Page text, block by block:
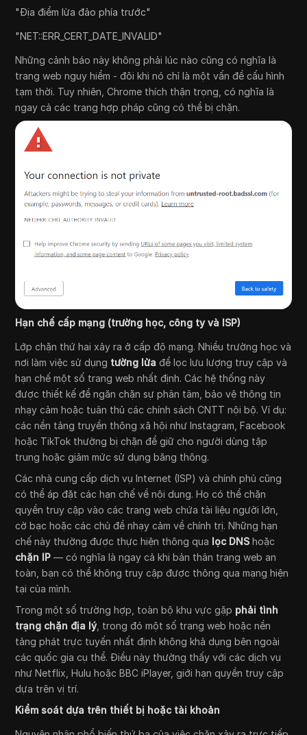
"Địa điểm lừa đảo phía trước"
"NET::ERR_CERT_DATE_INVALID"
Những cảnh báo này không phải lúc nào cũng có nghĩa là
trang web nguy hiểm - đôi khi nó chỉ là một vấn đề cấu hình
tạm thời. Tuy nhiên, Chrome thích thận trọng, có nghĩa là
ngay cả các trang hợp pháp cũng có thể bị chặn.
Hạn chế cấp mạng (trường học, công ty và ISP)
Lớp chặn thứ hai xảy ra ở cấp độ mạng. Nhiều trường học và
nơi làm việc sử dụng tường lửa để lọc lưu lượng truy cập và
hạn chế một số trang web nhất định. Các hệ thống này
được thiết kế để ngăn chặn sự phân tâm, bảo vệ thông tin
nhạy cảm hoặc tuân thủ các chính sách CNTT nội bộ. Ví dụ:
các nền tảng truyền thông xã hội như Instagram, Facebook
hoặc TikTok thường bị chặn để giữ cho người dùng tập
trung hoặc giảm mức sử dụng băng thông.
Các nhà cung cấp dịch vụ Internet (ISP) và chính phủ cũng
có thể áp đặt các hạn chế về nội dung. Họ có thể chặn
quyền truy cập vào các trang web chứa tài liệu người lớn,
cờ bạc hoặc các chủ đề nhạy cảm về chính trị. Những hạn
chế này thường được thực hiện thông qua lọc DNS hoặc
chặn IP — có nghĩa là ngay cả khi bản thân trang web an
toàn, bạn có thể không truy cập được thông qua mạng hiện
tại của mình.
Trong một số trường hợp, toàn bộ khu vực gặp phải tình
trạng chặn địa lý, trong đó một số trang web hoặc nền
tảng phát trực tuyến nhất định không khả dụng bên ngoài
các quốc gia cụ thể. Điều này thường thấy với các dịch vụ
như Netflix, Hulu hoặc BBC iPlayer, giới hạn quyền truy cập
dựa trên vị trí.
Kiểm soát dựa trên thiết bị hoặc tài khoản